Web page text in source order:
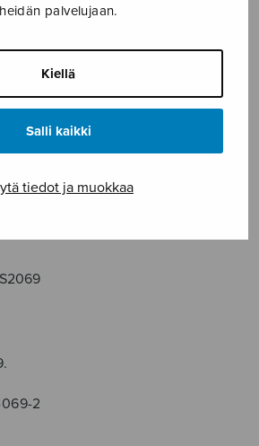
heidän palvelujaan.
Kiellä
Salli kaikki
tiedot ja muokkaa
S2069
2